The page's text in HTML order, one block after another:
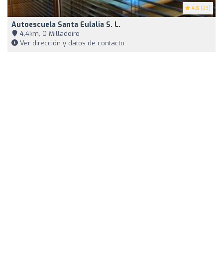
4.5 (23)
Autoescuela Santa Eulalia S. L.
4,4km, O Milladoiro
Ver dirección y datos de contacto